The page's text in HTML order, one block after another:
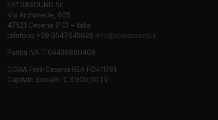
EXTRASOUND Srl
Via Archimede, 605
47521 Cesena (FC) – Italia
telefono +39 0547645626 info@extrasound.it
Partita IVA IT04436860409
CCIAA Forlì-Cesena REA FO411761
Capitale Sociale: € 3.900,00 I.V.